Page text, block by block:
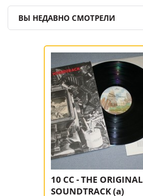
ВЫ НЕДАВНО СМОТРЕЛИ
10 CC - THE ORIGINAL
SOUNDTRACK (a)